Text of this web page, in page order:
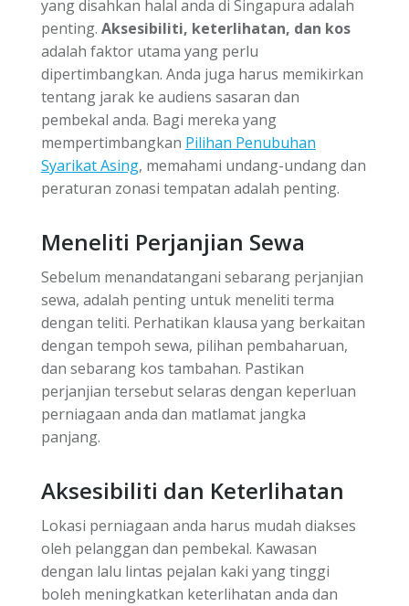
yang disahkan halal anda di Singapura adalah
penting. Aksesibiliti, keterlihatan, dan kos
adalah faktor utama yang perlu
dipertimbangkan. Anda juga harus memikirkan
tentang jarak ke audiens sasaran dan
pembekal anda. Bagi mereka yang
mempertimbangkan Pilihan Penubuhan
Syarikat Asing, memahami undang-undang dan
peraturan zonasi tempatan adalah penting.
Meneliti Perjanjian Sewa
Sebelum menandatangani sebarang perjanjian
sewa, adalah penting untuk meneliti terma
dengan teliti. Perhatikan klausa yang berkaitan
dengan tempoh sewa, pilihan pembaharuan,
dan sebarang kos tambahan. Pastikan
perjanjian tersebut selaras dengan keperluan
perniagaan anda dan matlamat jangka
panjang.
Aksesibiliti dan Keterlihatan
Lokasi perniagaan anda harus mudah diakses
oleh pelanggan dan pembekal. Kawasan
dengan lalu lintas pejalan kaki yang tinggi
boleh meningkatkan keterlihatan anda dan